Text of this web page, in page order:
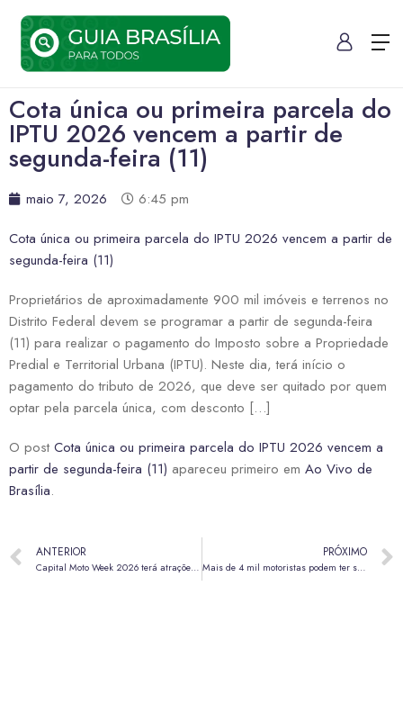
Cota única ou primeira parcela do
IPTU 2026 vencem a partir de
segunda-feira (11)
maio 7, 2026
6:45 pm
Cota única ou primeira parcela do IPTU 2026 vencem a partir de
segunda-feira (11)
Proprietários de aproximadamente 900 mil imóveis e terrenos no
Distrito Federal devem se programar a partir de segunda-feira
(11) para realizar o pagamento do Imposto sobre a Propriedade
Predial e Territorial Urbana (IPTU). Neste dia, terá início o
pagamento do tributo de 2026, que deve ser quitado por quem
optar pela parcela única, com desconto […]
O post Cota única ou primeira parcela do IPTU 2026 vencem a
partir de segunda-feira (11) apareceu primeiro em Ao Vivo de
Brasília.
ANTERIOR
Capital Moto Week 2026 terá atrações internacionais e complexo com 400 mil m²
PRÓXIMO
Mais de 4 mil motoristas podem ter seus direitos de dirigir revogados devido a infrações